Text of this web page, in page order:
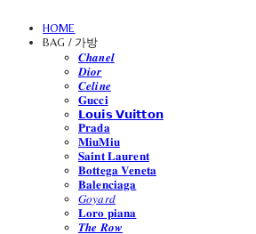
HOME
BAG / 가방
𝑪𝒉𝒂𝒏𝒆𝒍
𝑫𝒊𝒐𝒓
𝑪𝒆𝒍𝒊𝒏𝒆
𝐆𝐮𝐜𝐜𝐢
𝗟𝗼𝘂𝗶𝘀 𝗩𝘂𝗶𝘁𝘁𝗼𝗻
𝐏𝐫𝐚𝐝𝐚
𝐌𝐢𝐮𝐌𝐢𝐮
𝐒𝐚𝐢𝐧𝐭 𝐋𝐚𝐮𝐫𝐞𝐧𝐭
𝐁𝐨𝐭𝐭𝐞𝐠𝐚 𝐕𝐞𝐧𝐞𝐭𝐚
𝐁𝐚𝐥𝐞𝐧𝐜𝐢𝐚𝐠𝐚
𝐺𝑜𝑦𝑎𝑟𝑑
𝐋𝐨𝐫𝐨 𝐩𝐢𝐚𝐧𝐚
𝑻𝒉𝒆 𝑹𝒐𝒘